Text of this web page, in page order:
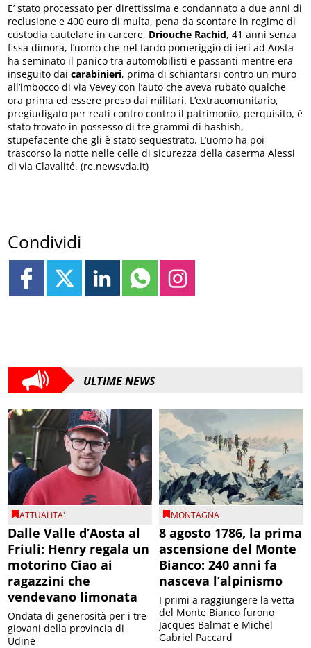
E’ stato processato per direttissima e condannato a due anni di
reclusione e 400 euro di multa, pena da scontare in regime di
custodia cautelare in carcere, Driouche Rachid, 41 anni senza
fissa dimora, l’uomo che nel tardo pomeriggio di ieri ad Aosta
ha seminato il panico tra automobilisti e passanti mentre era
inseguito daicarabinieri, prima di schiantarsi contro un muro
all’imbocco di via Vevey con l’auto che aveva rubato qualche
ora prima ed essere preso dai militari. L’extracomunitario,
pregiudigato per reati contro contro il patrimonio, perquisito, è
stato trovato in possesso di tre grammi di hashish,
stupefacente che gli è stato sequestrato. L’uomo ha poi
trascorso la notte nelle celle di sicurezza della caserma Alessi
di via Clavalité. (re.newsvda.it)
Condividi
ULTIME NEWS
ATTUALITA'
Dalle Valle d’Aosta al
Friuli: Henry regala un
motorino Ciao ai
ragazzini che
vendevano limonata
Ondata di generosità per i tre
giovani della provincia di
Udine
MONTAGNA
8 agosto 1786, la prima
ascensione del Monte
Bianco: 240 anni fa
nasceva l’alpinismo
I primi a raggiungere la vetta
del Monte Bianco furono
Jacques Balmat e Michel
Gabriel Paccard